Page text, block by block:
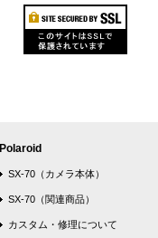
Polaroid
SX-70（カメラ本体）
SX-70（関連商品）
カスタム・修理について